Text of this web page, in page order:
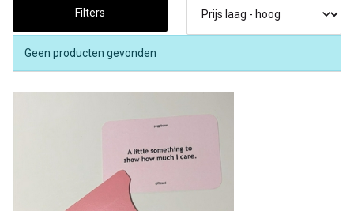
Filters
Geen producten gevonden